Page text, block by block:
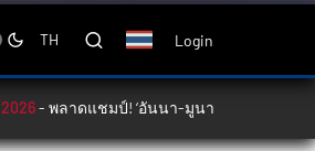
TH Login
-พลาดแชมป์! ‘อันนา-มูนา’ พ่ายจีน 1-2 ชิงแบด